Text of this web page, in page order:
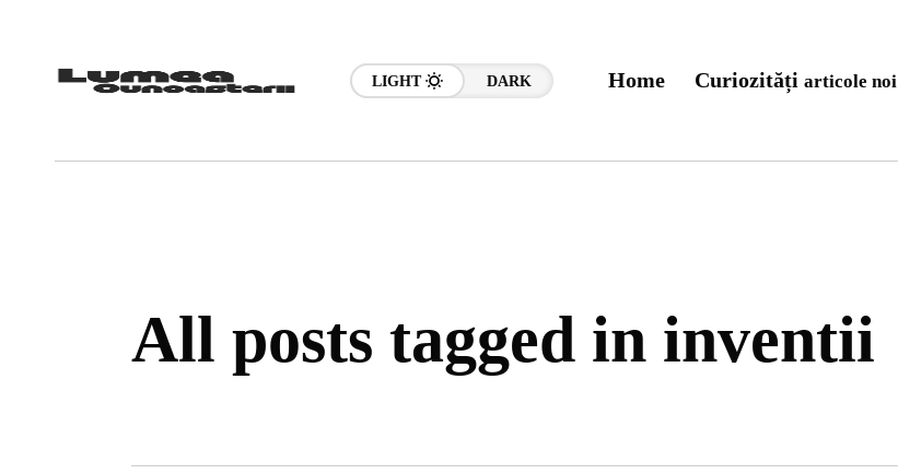
LIGHT DARK Home Curiozități articole noi
All posts tagged in inventii